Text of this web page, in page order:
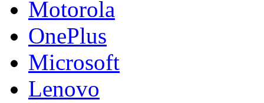
Motorola
OnePlus
Microsoft
Lenovo